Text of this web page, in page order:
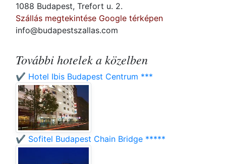
1088 Budapest, Trefort u. 2.
Szállás megtekintése Google térképen
info@budapestszallas.com
További hotelek a közelben
✔️ Hotel Ibis Budapest Centrum ***
✔️ Sofitel Budapest Chain Bridge *****